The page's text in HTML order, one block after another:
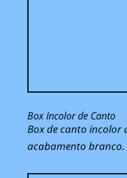
Box Incolor de Canto
Box de canto incolor
acabamento branco.